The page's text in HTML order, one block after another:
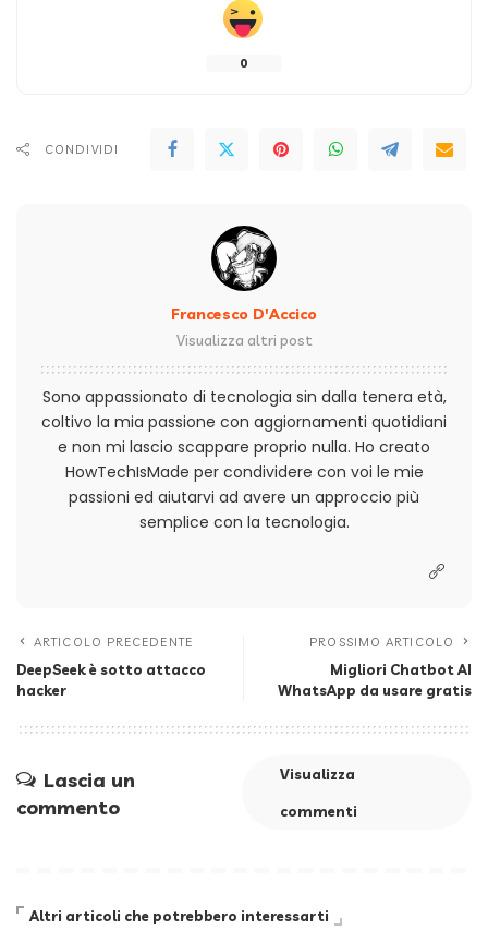
0
CONDIVIDI
Francesco D'Accico
Visualizza altri post
Sono appassionato di tecnologia sin dalla tenera età,
coltivo la mia passione con aggiornamenti quotidiani
e non mi lascio scappare proprio nulla. Ho creato
HowTechIsMade per condividere con voi le mie
passioni ed aiutarvi ad avere un approccio più
semplice con la tecnologia.
ARTICOLO PRECEDENTE
DeepSeek è sotto attacco
hacker
PROSSIMO ARTICOLO
Migliori Chatbot AI
WhatsApp da usare gratis
Lascia un
commento
Visualizza
commenti
Altri articoli che potrebbero interessarti